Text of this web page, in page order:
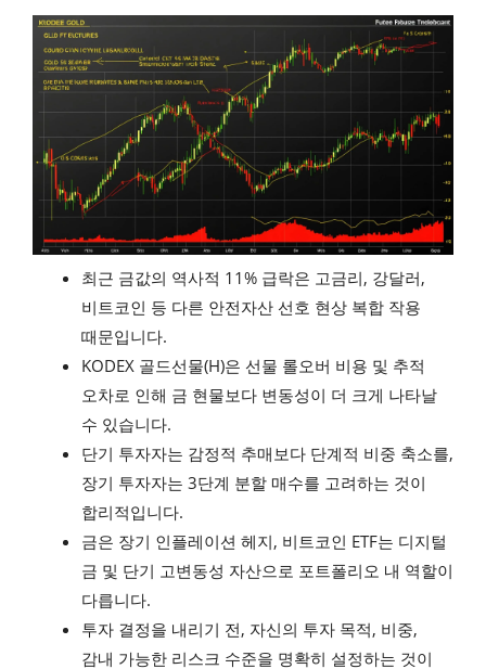
최근 금값의 역사적 11% 급락은 고금리, 강달러,
비트코인 등 다른 안전자산 선호 현상 복합 작용
때문입니다.
KODEX 골드선물(H)은 선물 롤오버 비용 및 추적
오차로 인해 금 현물보다 변동성이 더 크게 나타날
수 있습니다.
단기 투자자는 감정적 추매보다 단계적 비중 축소를,
장기 투자자는 3단계 분할 매수를 고려하는 것이
합리적입니다.
금은 장기 인플레이션 헤지, 비트코인 ETF는 디지털
금 및 단기 고변동성 자산으로 포트폴리오 내 역할이
다릅니다.
투자 결정을 내리기 전, 자신의 투자 목적, 비중,
감내 가능한 리스크 수준을 명확히 설정하는 것이